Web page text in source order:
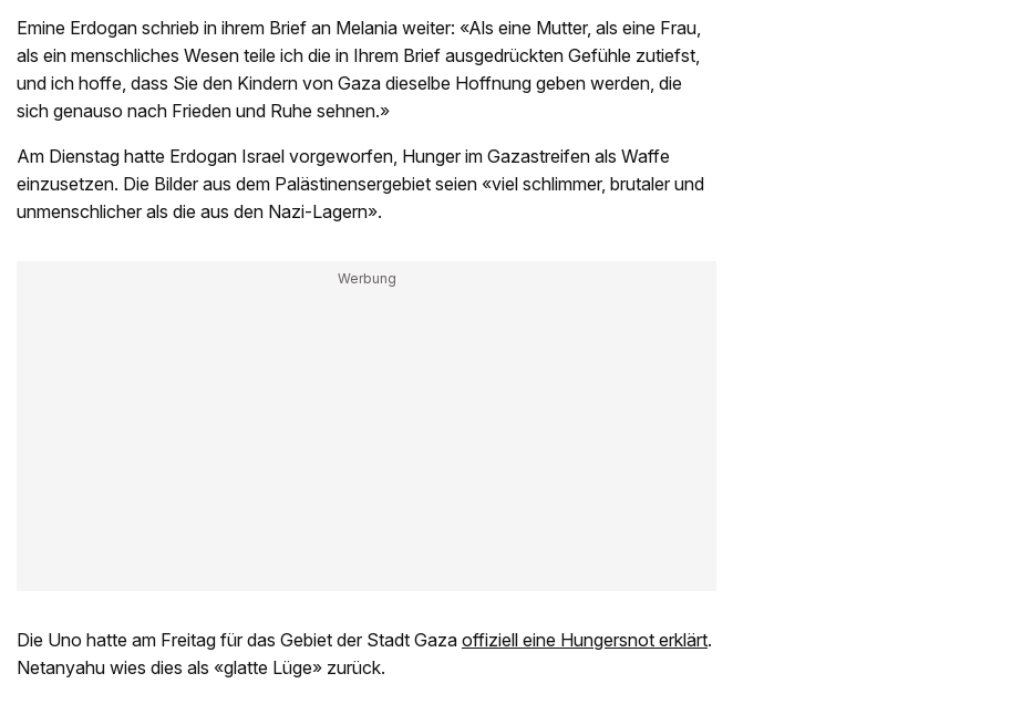
Emine Erdogan schrieb in ihrem Brief an Melania weiter: «Als eine Mutter, als eine Frau,
als ein menschliches Wesen teile ich die in Ihrem Brief ausgedrückten Gefühle zutiefst,
und ich hoffe, dass Sie den Kindern von Gaza dieselbe Hoffnung geben werden, die
sich genauso nach Frieden und Ruhe sehnen.»
Am Dienstag hatte Erdogan Israel vorgeworfen, Hunger im Gazastreifen als Waffe
einzusetzen. Die Bilder aus dem Palästinensergebiet seien «viel schlimmer, brutaler und
unmenschlicher als die aus den Nazi-Lagern».
Die Uno hatte am Freitag für das Gebiet der Stadt Gaza offiziell eine Hungersnot erklärt.
Netanyahu wies dies als «glatte Lüge» zurück.